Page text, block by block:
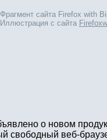
Фрагмент сайта Firefox with
Иллюстрация с сайта
о новом
свободный веб-